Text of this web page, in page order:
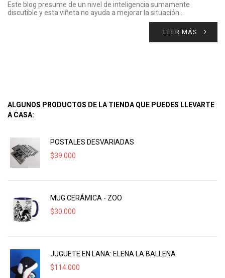
Este blog presume de un nivel de inteligencia sumamente
discutible y esta viñeta no ayuda a mejorar la situación…
LEER MÁS
ALGUNOS PRODUCTOS DE LA TIENDA QUE PUEDES LLEVARTE
A CASA:
POSTALES DESVARIADAS
$39.000
MUG CERÁMICA - ZOO
$30.000
JUGUETE EN LANA: ELENA LA BALLENA
$114.000